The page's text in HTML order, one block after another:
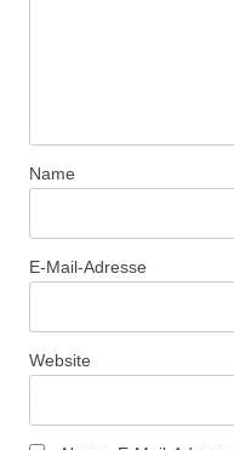
Name
E-Mail-Adresse
Website